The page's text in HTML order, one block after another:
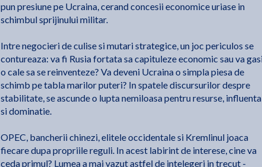
pun presiune pe Ucraina, cerand concesii economice uriase in
schimbul sprijinului militar.
Intre negocieri de culise si mutari strategice, un joc periculos se
contureaza: va fi Rusia fortata sa capituleze economic sau va
o cale sa se reinventeze? Va deveni Ucraina o simpla piesa de
schimb pe tabla marilor puteri? In spatele discursurilor despre
stabilitate, se ascunde o lupta nemiloasa pentru resurse, influenta
si dominatie.
OPEC, bancherii chinezi, elitele occidentale si Kremlinul joaca
fiecare dupa propriile reguli. In acest labirint de interese, cine va
ceda primul? Lumea a mai vazut astfel de intelegeri in trecut -